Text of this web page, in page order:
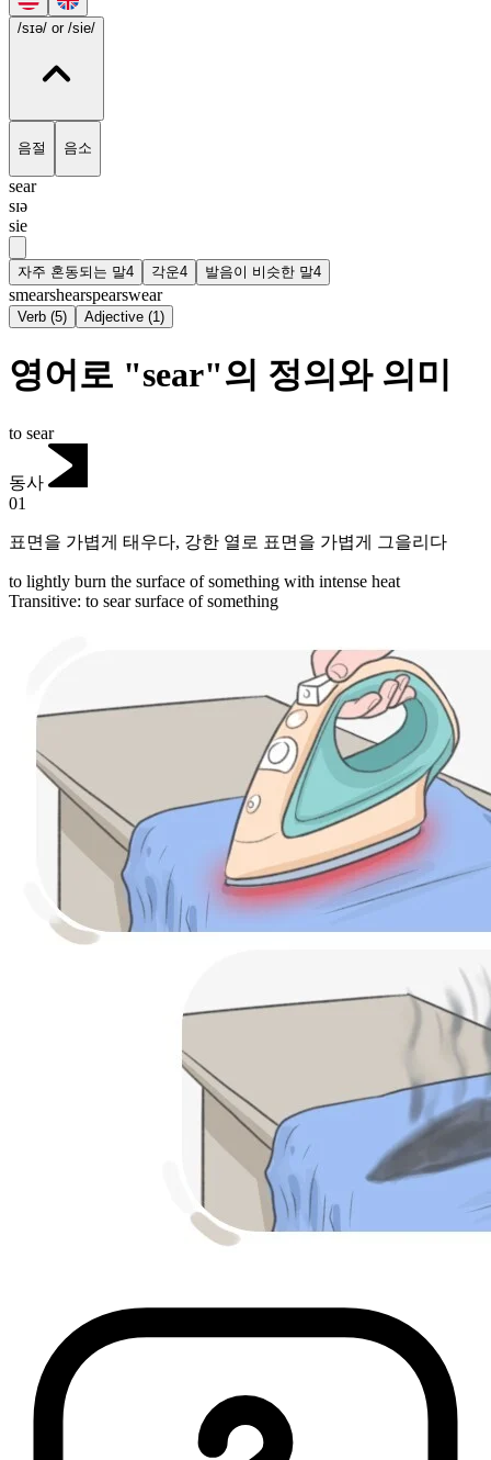
/sɪə/ or /sie/
음절 음소
sear
sɪə
sie
자주 혼동되는 말4 각운4 발음이 비슷한 말4
smearshearspearswear
Verb (5) Adjective (1)
영어로 "sear"의 정의와 의미
to sear
동사
01
표면을 가볍게 태우다, 강한 열로 표면을 가볍게 그을리다
to lightly burn the surface of something with intense heat
Transitive: to searsurface of something